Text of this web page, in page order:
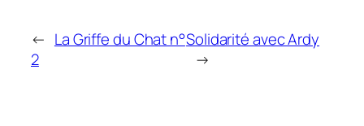
← La Griffe du Chat n°
2
Solidarité avec Ardy
→